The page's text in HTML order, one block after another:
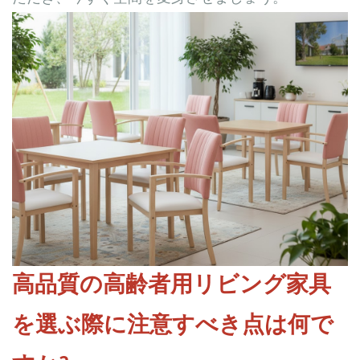
高品質の高齢者用リビング家具
を選ぶ際に注意すべき点は何で